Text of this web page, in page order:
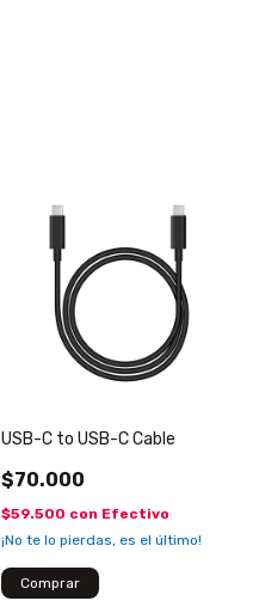
USB-C to USB-C Cable
$70.000
$59.500 con Efectivo
¡No te lo pierdas, es el último!